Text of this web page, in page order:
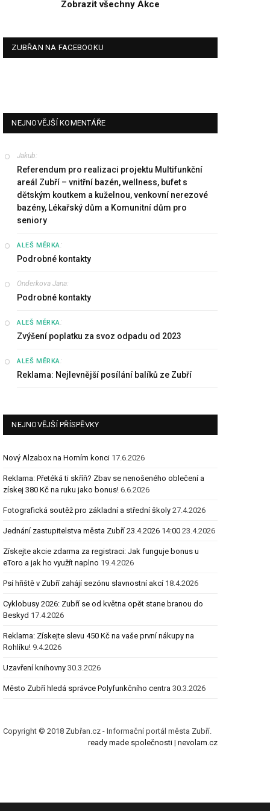
Zobrazit všechny Akce
ZUBŘAN NA FACEBOOKU
NEJNOVĚJŠÍ KOMENTÁŘE
Jakub:
Referendum pro realizaci projektu Multifunkční
areál Zubří – vnitřní bazén, wellness, bufet s
dětským koutkem a kuželnou, venkovní nerezové
bazény, Lékařský dům a Komunitní dům pro
seniory
ALEŠ MĚRKA:
Podrobné kontakty
Onderkova Jana:
Podrobné kontakty
ALEŠ MĚRKA:
Zvýšení poplatku za svoz odpadu od 2023
ALEŠ MĚRKA:
Reklama: Nejlevnější posílání balíků ze Zubří
NEJNOVĚJŠÍ PŘÍSPĚVKY
Nový Alzabox na Horním konci 17.6.2026
Reklama: Přetéká ti skříň? Zbav se nenošeného oblečení a
získej 380 Kč na ruku jako bonus! 6.6.2026
Fotografická soutěž pro základní a střední školy 27.4.2026
Jednání zastupitelstva města Zubří 23.4.2026 14:00 23.4.2026
Získejte akcie zdarma za registraci: Jak funguje bonus u
eToro a jak ho využít naplno 19.4.2026
Psí hřiště v Zubří zahájí sezónu slavnostní akcí 18.4.2026
Cyklobusy 2026: Zubří se od května opět stane branou do
Beskyd 17.4.2026
Reklama: Získejte slevu 450 Kč na vaše první nákupy na
Rohlíku! 9.4.2026
Uzavření knihovny 30.3.2026
Město Zubří hledá správce Polyfunkčního centra 30.3.2026
Copyright © 2018 Zubřan.cz - Informační portál města Zubří.
ready made společnosti| nevolam.cz